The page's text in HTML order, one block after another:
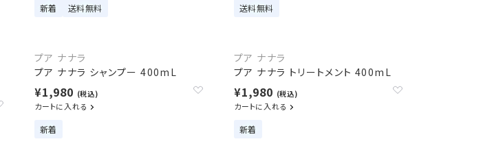
新着 送料無料 送料無料
プア ナナラ
プア ナナラ シャンプー 400mL
¥1,980 (税込)
カートに入れる
新着
プア ナナラ
プア ナナラ トリートメント 400mL
¥1,980 (税込)
カートに入れる
新着